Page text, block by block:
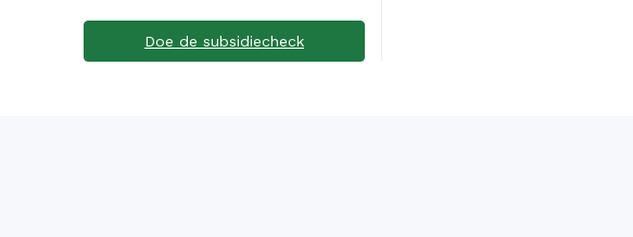
Doe de subsidiecheck